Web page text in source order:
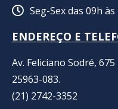
Seg-Sex das 09h às
ENDEREÇO E
Av. Feliciano Sodré,
25963-083.
(21) 2742-3352​